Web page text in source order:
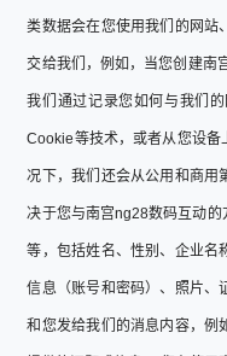
类数据会在您使用我们的网站
交给我们，例如，当您创建南
我们通过记录您如何与我们
Cookie等技术，或者从您设备
况下，我们还会从公用和商用
决于您与南宫ng28数码互动
等，包括姓名、性别、企业名
信息（账号和密码）、照片、
和您发给我们的消息内容，例